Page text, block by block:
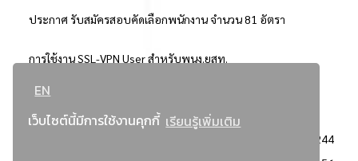
EN
เว็บไซต์นี้มีการใช้งานคุกกี้ เรียนรู้เพิ่มเติม
ประกาศ รับสมัครสอบคัดเลือกพนักงาน จำนวน 81 อัตรา
การใช้งาน SSL-VPN User สำหรับพนง.ยสท.
..ยอดนิยม..
3244